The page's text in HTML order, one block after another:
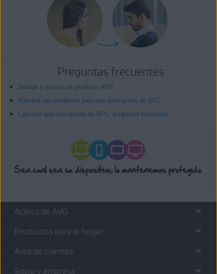
Preguntas frecuentes
Instalar y activar un producto AVG
Solicitar un reembolso para una suscripción de AVG
Cancelar una suscripción de AVG: preguntas frecuentes
Acerca de AVG
Productos para el hogar
Área de clientes
Socio y empresa